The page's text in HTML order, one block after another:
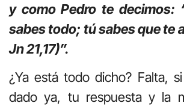
y como Pedro te decimos:
sabes todo; tú sabes que te
Jn 21,17)”.
¿Ya está todo dicho? Falta,
dado ya, tu respuesta y la